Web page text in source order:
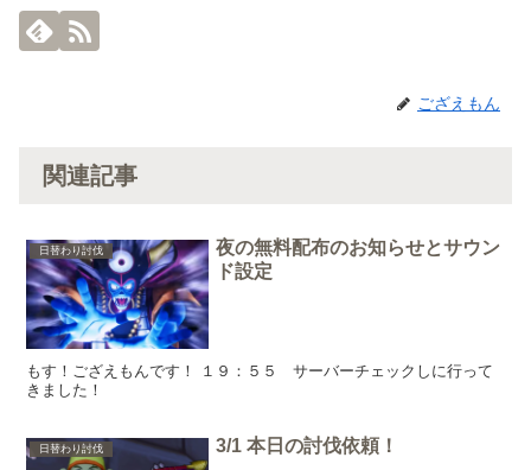
ござえもん
関連記事
日替わり討伐
夜の無料配布のお知らせとサウン
ド設定
もす！ござえもんです！ １９：５５ サーバーチェックしに行って
きました！
日替わり討伐 3/1 本日の討伐依頼！